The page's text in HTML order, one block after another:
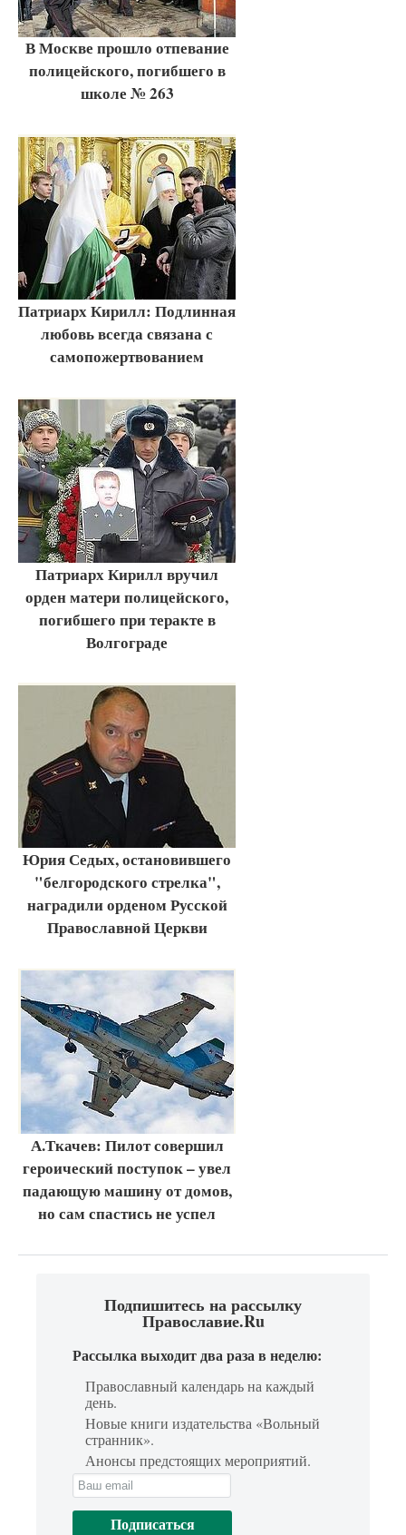
В Москве прошло отпевание
полицейского, погибшего в
школе № 263
Патриарх Кирилл: Подлинная
любовь всегда связана с
самопожертвованием
Патриарх Кирилл вручил
орден матери полицейского,
погибшего при теракте в
Волгограде
Юрия Седых, остановившего
"белгородского стрелка",
наградили орденом Русской
Православной Церкви
А.Ткачев: Пилот совершил
героический поступок – увел
падающую машину от домов,
но сам спастись не успел
Подпишитесь на рассылку
Православие.Ru
Рассылка выходит два раза в неделю:
Православный календарь на каждый
день.
Новые книги издательства «Вольный
странник».
Анонсы предстоящих мероприятий.